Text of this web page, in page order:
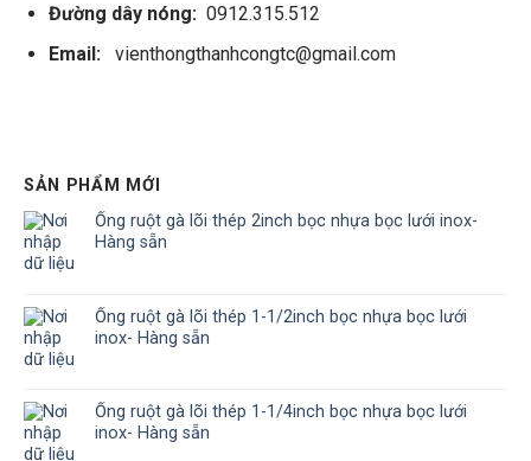
Đường dây nóng:0912.315.512
Email:vienthongthanhcongtc@gmail.com
SẢN PHẨM MỚI
Ống ruột gà lõi thép 2inch bọc nhựa bọc lưới inox-
Hàng sẵn
Ống ruột gà lõi thép 1-1/2inch bọc nhựa bọc lưới
inox- Hàng sẵn
Ống ruột gà lõi thép 1-1/4inch bọc nhựa bọc lưới
inox- Hàng sẵn